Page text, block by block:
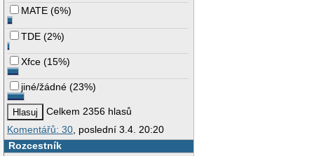
MATE (6%)
TDE (2%)
Xfce (15%)
jiné/žádné (23%)
Celkem 2356 hlasů
Komentářů: 30 , poslední 3.4. 20:20
Rozcestník